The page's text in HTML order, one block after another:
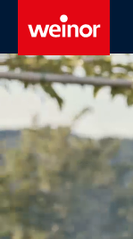
Skip to main content